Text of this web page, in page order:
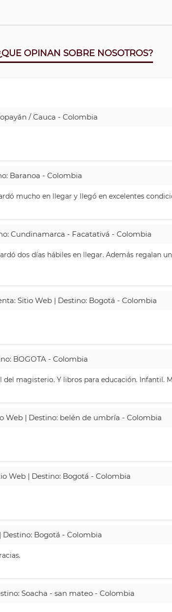
OPINAN SOBRE NOSOTROS?
/ Cauca - Colombia
Baranoa - Colombia
mucho en llegar y llegó en excelentes
Cundinamarca - Facatativá - Colombia
dos días hábiles en llegar. Además regalan
Sitio Web | Destino: Bogotá - Colombia
BOGOTA - Colombia
magisterio. Y libros para educación. Infantil.
Web | Destino: belén de umbría - Colombia
Web | Destino: Bogotá - Colombia
Destino: Bogotá - Colombia
Soacha - san mateo - Colombia